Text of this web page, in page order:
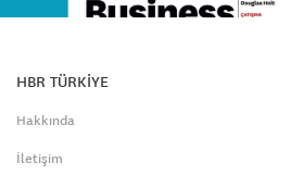
HBR TÜRKİYE
Hakkında
İletişim